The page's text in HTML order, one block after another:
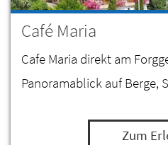
Café Maria
Cafe Maria direkt am
Panoramablick auf Berge,
Zum